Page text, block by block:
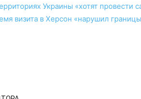
Украины «хотят провести
визита в Херсон «нарушил